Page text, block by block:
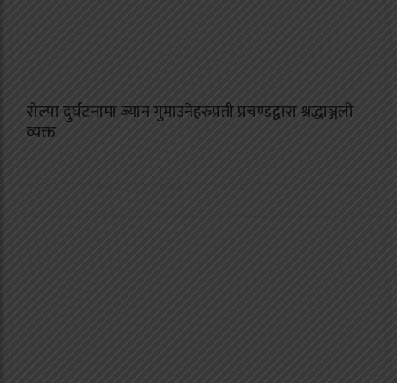
रोल्पा दुर्घटनामा ज्यान गुमाउनेहरुप्रती प्रचण्डद्वारा श्रद्धाञ्जली
व्यक्त